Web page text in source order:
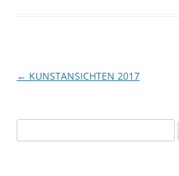
Beitragsnavigation
← KUNSTANSICHTEN 2017
nach: